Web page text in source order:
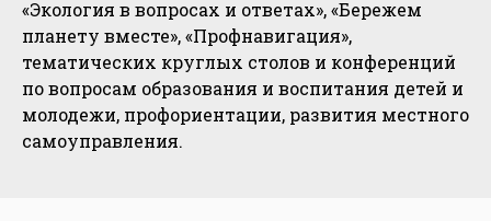
«Экология в вопросах и ответах», «Бережем
планету вместе», «Профнавигация»,
тематических круглых столов и конференций
по вопросам образования и воспитания детей и
молодежи, профориентации, развития местного
самоуправления.